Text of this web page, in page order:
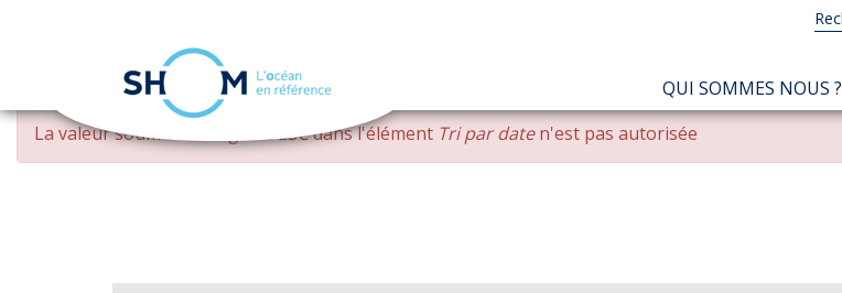
Aller
contenu
NAVIGATION
PRINCIPALE
QUI SOMMES NOUS ?
MESSAGE
D'ERREUR
La valeur soumise changed DESCdans l'élément Tri par daten'est pas autorisée